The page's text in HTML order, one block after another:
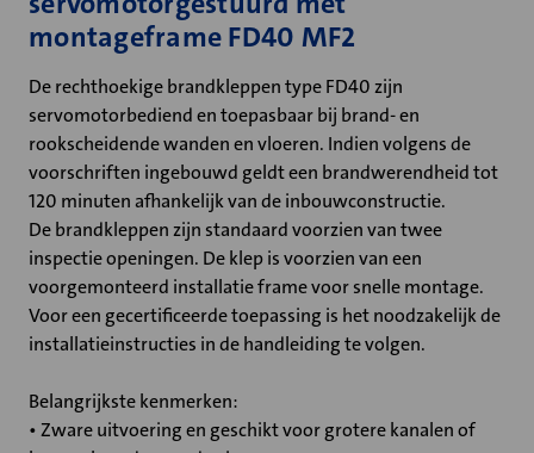
montageframe FD40 MF2
De rechthoekige brandkleppen type FD40 zijn
servomotorbediend en toepasbaar bij brand- en
rookscheidende wanden en vloeren. Indien volgens de
voorschriften ingebouwd geldt een brandwerendheid tot
120 minuten afhankelijk van de inbouwconstructie.
De brandkleppen zijn standaard voorzien van twee
inspectie openingen. De klep is voorzien van een
voorgemonteerd installatie frame voor snelle montage.
Voor een gecertificeerde toepassing is het noodzakelijk de
installatieinstructies in de handleiding te volgen.
Belangrijkste kenmerken:
• Zware uitvoering en geschikt voor grotere kanalen of